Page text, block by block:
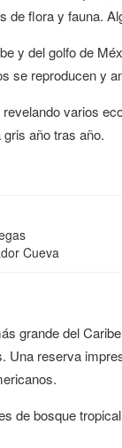
flora y fauna.
y del golfo de
se reproducen y
varios
año tras año.
Cueva
grande del
reserva
de bosque